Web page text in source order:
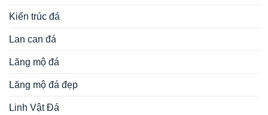
Kiến trúc đá
Lan can đá
Lăng mộ đá
Lăng mộ đá đẹp
Linh Vật Đá